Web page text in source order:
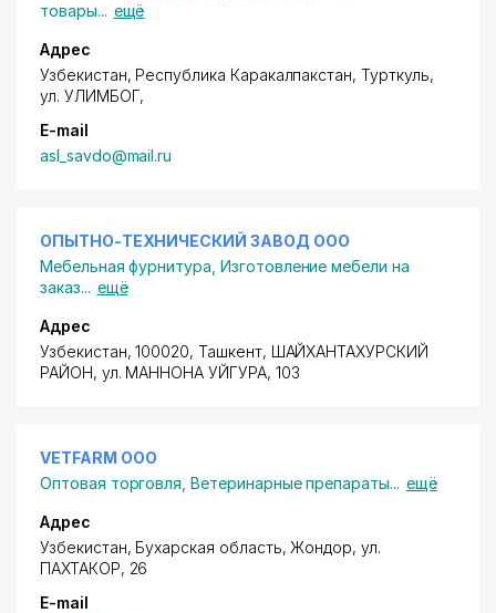
товары... ещё
Адрес
Узбекистан, Республика Каракалпакстан, Турткуль,
ул. УЛИМБОГ,
E-mail
asl_savdo@mail.ru
ОПЫТНО-ТЕХНИЧЕСКИЙ ЗАВОД ООО
Мебельная фурнитура Изготовление мебели на
заказ... ещё
Адрес
Узбекистан, 100020, Ташкент, ШАЙХАНТАХУРСКИЙ
РАЙОН, ул. МАННОНА УЙГУРА, 103
VETFARM ООО
Оптовая торговля ,Ветеринарные препараты... ещё
Адрес
Узбекистан, Бухарская область, Жондор,ул.
ПАХТАКОР, 26
E-mail